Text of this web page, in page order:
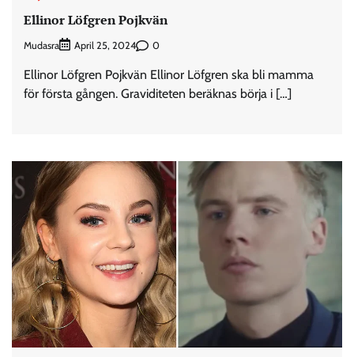
Ellinor Löfgren Pojkvän
Mudasra April 25, 2024 0
Ellinor Löfgren Pojkvän Ellinor Löfgren ska bli mamma
för första gången. Graviditeten beräknas börja i […]